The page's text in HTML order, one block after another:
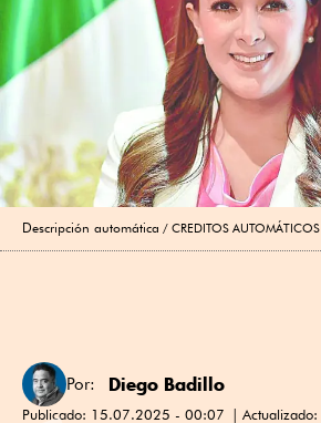
Descripción automática CREDITOS AUTOMÁTICOS
Por: Diego Badillo
Publicado: 15.07.2025 - 00:07 Actualizado: